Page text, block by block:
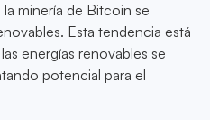
minería de Bitcoin se
Esta tendencia está
energías renovables se
potencial para el